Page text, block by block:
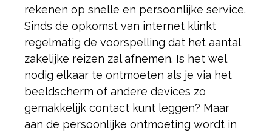
rekenen op snelle en persoonlijke service.
Sinds de opkomst van internet klinkt
regelmatig de voorspelling dat het aantal
zakelijke reizen zal afnemen. Is het wel
nodig elkaar te ontmoeten als je via het
beeldscherm of andere devices zo
gemakkelijk contact kunt leggen? Maar
aan de persoonlijke ontmoeting wordt in